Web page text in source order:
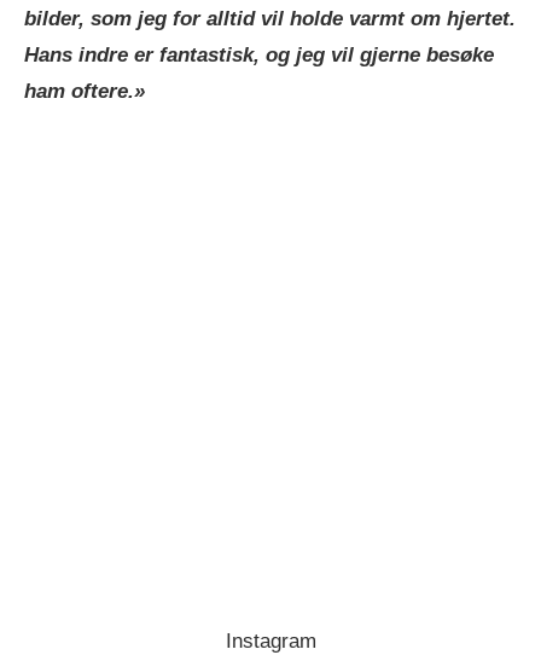
bilder, som jeg for alltid vil holde varmt om hjertet.
Hans indre er fantastisk, og jeg vil gjerne besøke
ham oftere.»
Instagram